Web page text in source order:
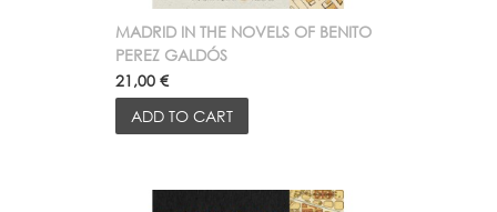
MADRID IN THE NOVELS OF BENITO
PEREZ GALDÓS
21,00 €
ADD TO CART